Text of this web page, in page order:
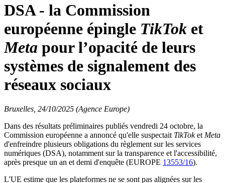
DSA - la Commission
européenne épingle TikTok et
Meta pour l’opacité de leurs
systèmes de signalement des
réseaux sociaux
Bruxelles, 24/10/2025 (Agence Europe)
Dans des résultats préliminaires publiés vendredi 24 octobre, la
Commission européenne a annoncé qu'elle suspectait TikToket Meta
d'enfreindre plusieurs obligations du règlement sur les services
numériques (DSA), notamment sur la transparence et l'accessibilité,
après presque un an et demi d'enquête (EUROPE 13553/16).
L'UE estime que les plateformes ne se sont pas alignées sur les